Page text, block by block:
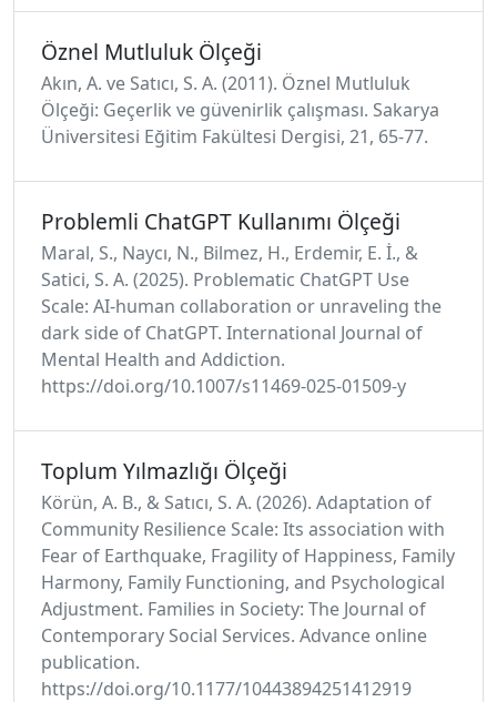
Öznel Mutluluk Ölçeği
Akın, A. ve Satıcı, S. A. (2011). Öznel Mutluluk
Ölçeği: Geçerlik ve güvenirlik çalışması. Sakarya
Üniversitesi Eğitim Fakültesi Dergisi, 21, 65-77.
Problemli ChatGPT Kullanımı Ölçeği
Maral, S., Naycı, N., Bilmez, H., Erdemir, E. İ., &
Satici, S. A. (2025). Problematic ChatGPT Use
Scale: AI-human collaboration or unraveling the
dark side of ChatGPT. International Journal of
Mental Health and Addiction.
https://doi.org/10.1007/s11469-025-01509-y
Toplum Yılmazlığı Ölçeği
Körün, A. B., & Satıcı, S. A. (2026). Adaptation of
Community Resilience Scale: Its association with
Fear of Earthquake, Fragility of Happiness, Family
Harmony, Family Functioning, and Psychological
Adjustment. Families in Society: The Journal of
Contemporary Social Services. Advance online
publication.
https://doi.org/10.1177/10443894251412919